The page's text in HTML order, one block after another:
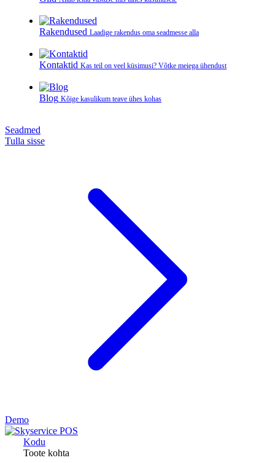
Rakendused Laadige rakendus oma seadmesse alla
Kontaktid Kas teil on veel küsimusi? Võtke meiega ühendust
Blog Kõige kasulikum teave ühes kohas
Seadmed
Tulla sisse
Demo
Kodu
Toote kohta